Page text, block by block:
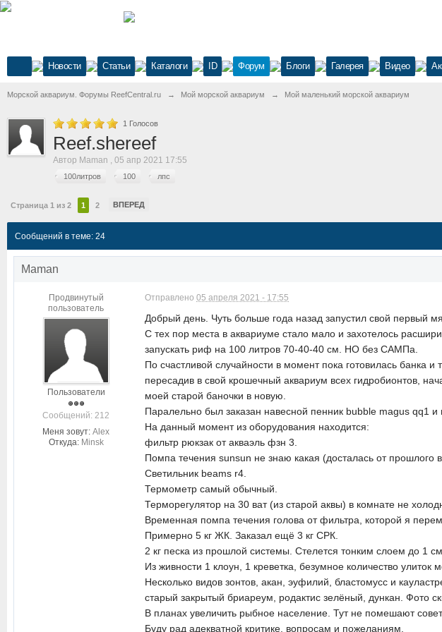
Новости Статьи Каталоги ID Форум Блоги Галерея Видео
Морской аквариум. Форумы ReefCentral.ru → Мой морской аквариум → Мой маленький морской аквариум
1 Голосов
Reef.shereef
Автор Maman , 05 апр 2021 17:55
100литров 100 лпс
Страница 1 из 2 1 2 ВПЕРЕД
Сообщений в теме: 24
Maman
Продвинутый
пользователь
Пользователи
Cообщений: 212
Меня зовут: Alex
Откуда: Minsk
Отправлено 05 апреля 2021 - 17:55
Добрый день. Чуть больше года назад запустил свой первый
С тех пор места в аквариуме стало мало и захотелось
запускать риф на 100 литров 70-40-40 см. НО без САМПа.
По счастливой случайности в момент пока готовилась банка
пересадив в свой крошечный аквариум всех гидробионтов,
моей старой баночки в новую.
Паралельно был заказан навесной пенник bubble magus qq1
На данный момент из оборудования находится:
фильтр рюкзак от акваэль фзн 3.
Помпа течения sunsun не знаю какая (досталась от прошлого
Светильник beams r4.
Термометр самый обычный.
Терморегулятор на 30 ват (из старой аквы) в комнате не
Временная помпа течения голова от фильтра, которой я
Примерно 5 кг ЖК. Заказал ещё 3 кг СРК.
2 кг песка из прошлой системы. Стелется тонким слоем до 1 см.
Из живности 1 клоун, 1 креветка, безумное количество
Несколько видов зонтов, акан, эуфилий, бластомусс и
старый закрытый бриареум, родактис зелёный, дункан. Фото
В планах увеличить рыбное население. Тут не помешают
Буду рад адекватной критике, вопросам и пожеланиям.